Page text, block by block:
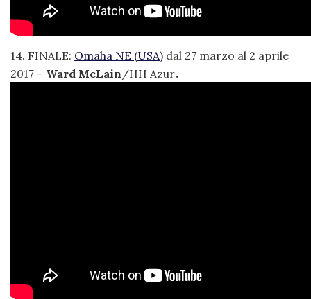
14. FINALE: Omaha NE (USA) dal 27 marzo al 2 aprile
2017 – Ward McLain/HH Azur.